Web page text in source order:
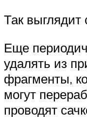
Так выглядит
Еще
удалять из
фрагменты,
могут
проводят